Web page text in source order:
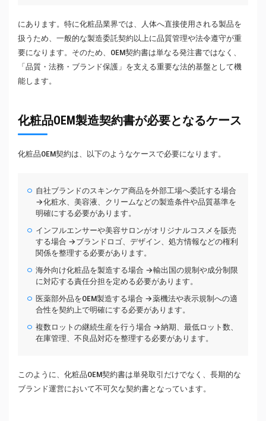
にあります。特に化粧品業界では、人体へ直接使用される製品を
扱うため、一般的な製造委託契約以上に品質管理や法令遵守が重
要になります。そのため、OEM契約書は単なる発注書ではなく、
「品質・法務・ブランド保護」を支える重要な法的基盤として機
能します。
化粧品OEM製造契約書が必要となるケース
化粧品OEM契約は、以下のようなケースで必要になります。
自社ブランドのスキンケア商品を外部工場へ委託する場合
→化粧水、美容液、クリームなどの製造条件や品質基準を
明確にする必要があります。
インフルエンサーや美容サロンがオリジナルコスメを販売
する場合 →ブランドロゴ、デザイン、処方情報などの権利
関係を整理する必要があります。
海外向け化粧品を製造する場合 →輸出国の規制や成分制限
に対応する責任分担を定める必要があります。
医薬部外品をOEM製造する場合 →薬機法や表示規制への適
合性を契約上で明確にする必要があります。
複数ロットの継続生産を行う場合 →納期、最低ロット数、
在庫管理、不良品対応を整理する必要があります。
このように、化粧品OEM契約書は単発取引だけでなく、長期的な
ブランド運営において不可欠な契約書となっています。